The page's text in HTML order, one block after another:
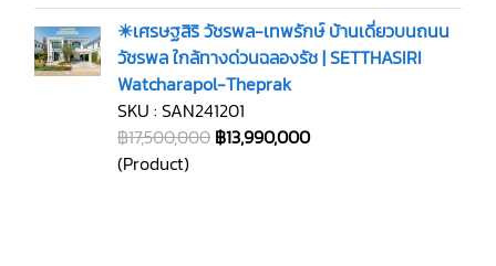
✴️เศรษฐสิริ วัชรพล-เทพรักษ์ บ้านเดี่ยวบนถนน
วัชรพล ใกล้ทางด่วนฉลองรัช | SETTHASIRI
Watcharapol-Theprak
SKU : SAN241201
฿17,500,000 ฿13,990,000
(Product)